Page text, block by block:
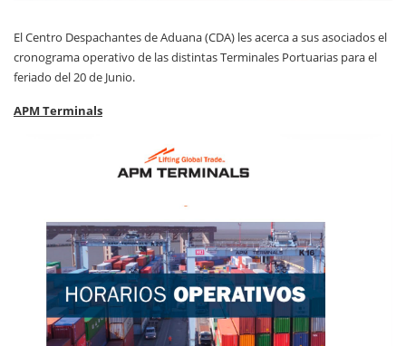
El Centro Despachantes de Aduana (CDA) les acerca a sus asociados el
cronograma operativo de las distintas Terminales Portuarias para el
feriado del 20 de Junio.
APM Terminals